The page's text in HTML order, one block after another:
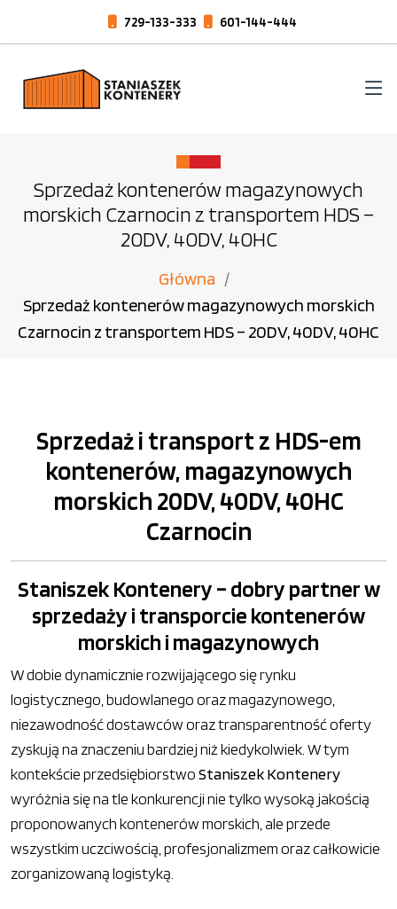
729-133-333 601-144-444
Sprzedaż kontenerów magazynowych
morskich Czarnocin z transportem HDS –
20DV, 40DV, 40HC
Główna
Sprzedaż kontenerów magazynowych morskich
Czarnocin z transportem HDS – 20DV, 40DV, 40HC
Sprzedaż i transport z HDS-em
kontenerów, magazynowych
morskich 20DV, 40DV, 40HC
Czarnocin
Staniszek Kontenery – dobry partner w
sprzedaży i transporcie kontenerów
morskich i magazynowych
W dobie dynamicznie rozwijającego się rynku
logistycznego, budowlanego oraz magazynowego,
niezawodność dostawców oraz transparentność oferty
zyskują na znaczeniu bardziej niż kiedykolwiek. W tym
kontekście przedsiębiorstwoStaniszek Kontenery
wyróżnia się na tle konkurencji nie tylko wysoką jakością
proponowanych kontenerów morskich, ale przede
wszystkim uczciwością, profesjonalizmem oraz całkowicie
zorganizowaną logistyką.